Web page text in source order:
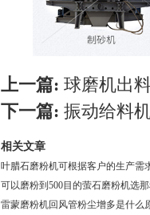
上一篇: 球磨机出
下一篇: 振动给料
相关文章
叶腊石磨粉机可根据客户的生产需
可以磨粉到500目的萤石磨粉机选
雷蒙磨粉机回风管粉尘增多是什么